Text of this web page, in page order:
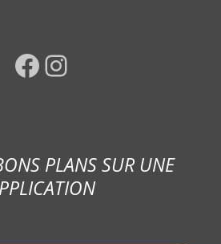
Facebook Instagram
PLANS SUR UNE